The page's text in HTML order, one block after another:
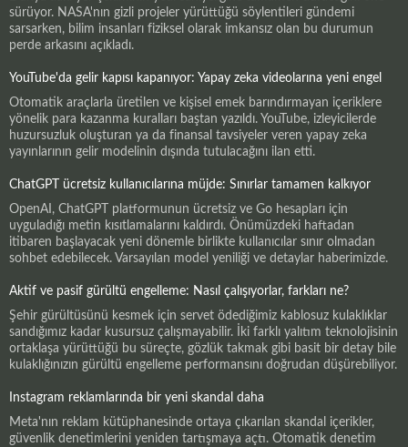
sürüyor. NASA'nın gizli projeler yürüttüğü söylentileri gündemi
sarsarken, bilim insanları fiziksel olarak imkansız olan bu durumun
perde arkasını açıkladı.
YouTube'da gelir kapısı kapanıyor: Yapay zeka videolarına yeni engel
Otomatik araçlarla üretilen ve kişisel emek barındırmayan içeriklere
yönelik para kazanma kuralları baştan yazıldı. YouTube, izleyicilerde
huzursuzluk oluşturan ya da finansal tavsiyeler veren yapay zeka
yayınlarının gelir modelinin dışında tutulacağını ilan etti.
ChatGPT ücretsiz kullanıcılarına müjde: Sınırlar tamamen kalkıyor
OpenAI, ChatGPT platformunun ücretsiz ve Go hesapları için
uyguladığı metin kısıtlamalarını kaldırdı. Önümüzdeki haftadan
itibaren başlayacak yeni dönemle birlikte kullanıcılar sınır olmadan
sohbet edebilecek. Varsayılan model yeniliği ve detaylar haberimizde.
Aktif ve pasif gürültü engelleme: Nasıl çalışıyorlar, farkları ne?
Şehir gürültüsünü kesmek için servet ödediğimiz kablosuz kulaklıklar
sandığımız kadar kusursuz çalışmayabilir. İki farklı yalıtım teknolojisinin
ortaklaşa yürüttüğü bu süreçte, gözlük takmak gibi basit bir detay bile
kulaklığınızın gürültü engelleme performansını doğrudan düşürebiliyor.
Instagram reklamlarında bir yeni skandal daha
Meta'nın reklam kütüphanesinde ortaya çıkarılan skandal içerikler,
güvenlik denetimlerini yeniden tartışmaya açtı. Otomatik denetim